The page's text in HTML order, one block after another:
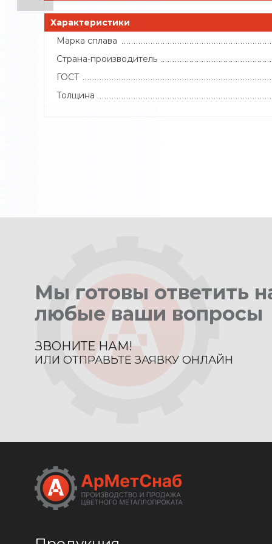
Характеристики
Марка сплава
Страна-производитель
ГОСТ
Толщина
Мы готовы ответить
любые ваши вопросы
ЗВОНИТЕ НАМ!
ИЛИ ОТПРАВЬТЕ ЗАЯВКУ ОНЛАЙН